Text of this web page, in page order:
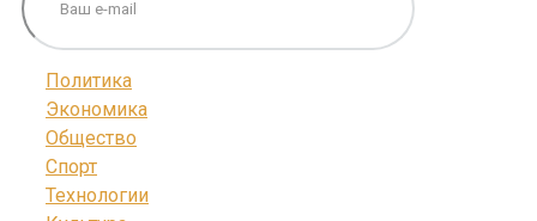
Политика
Экономика
Общество
Спорт
Технологии